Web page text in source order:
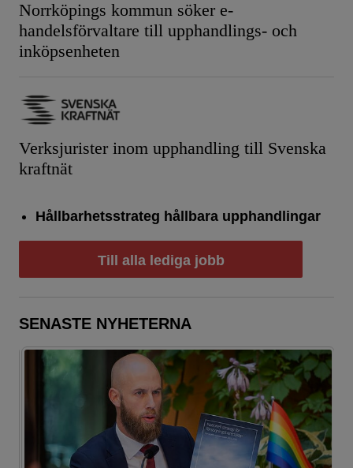
Norrköpings kommun söker e-
handelsförvaltare till upphandlings- och
inköpsenheten
Verksjurister inom upphandling till Svenska
kraftnät
Hållbarhetsstrateg hållbara upphandlingar
Till alla lediga jobb
SENASTE NYHETERNA